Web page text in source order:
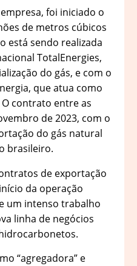
foi iniciado o
de metros cúbicos
está sendo realizada
TotalEnergies,
do gás, e com o
que atua como
contrato entre as
de 2023, com o
do gás natural
brasileiro.
de exportação
da operação
um intenso trabalho
linha de negócios
“agregadora” e